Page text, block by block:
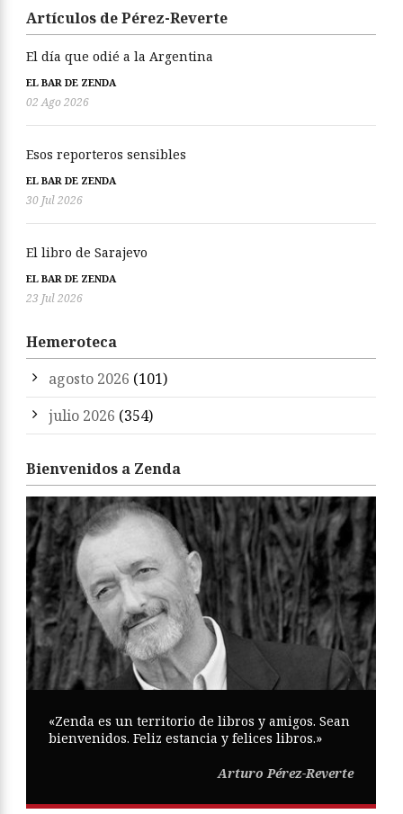
Artículos de Pérez-Reverte
El día que odié a la Argentina
EL BAR DE ZENDA
02 Ago 2026
Esos reporteros sensibles
EL BAR DE ZENDA
30 Jul 2026
El libro de Sarajevo
EL BAR DE ZENDA
23 Jul 2026
Hemeroteca
agosto 2026 (101)
julio 2026 (354)
Bienvenidos a Zenda
«Zenda es un territorio de libros y amigos. Sean
bienvenidos. Feliz estancia y felices libros.»
Arturo Pérez-Reverte